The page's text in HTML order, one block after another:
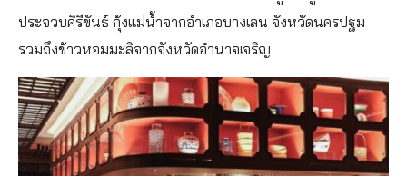
ประจวบคิรีขันธ์ กุ้งแม่น้ำจากอำเภอบางเลน จังหวัดนครปฐม
รวมถึงข้าวหอมมะลิจากจังหวัดอำนาจเจริญ